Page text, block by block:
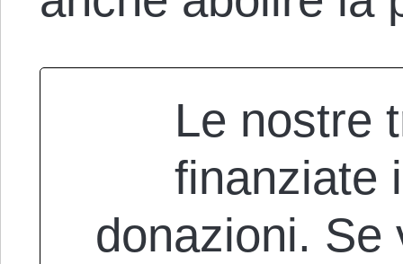
Le nostre
finanziate
donazioni. Se